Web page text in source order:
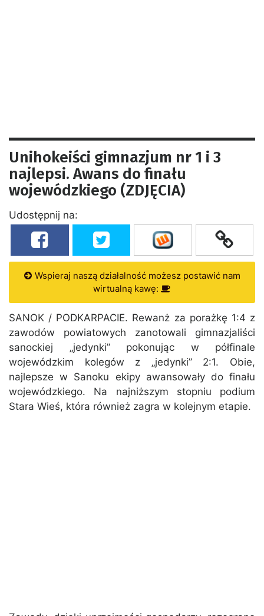
Unihokeiści gimnazjum nr 1 i 3
najlepsi. Awans do finału
wojewódzkiego (ZDJĘCIA)
Udostępnij na:
Wspieraj naszą działalność możesz postawić nam
wirtualną kawę:
SANOK / PODKARPACIE. Rewanż za porażkę 1:4 z
zawodów powiatowych zanotowali gimnazjaliści
sanockiej „jedynki” pokonując w półfinale
wojewódzkim kolegów z „jedynki” 2:1. Obie,
najlepsze w Sanoku ekipy awansowały do finału
wojewódzkiego. Na najniższym stopniu podium
Stara Wieś, która również zagra w kolejnym etapie.